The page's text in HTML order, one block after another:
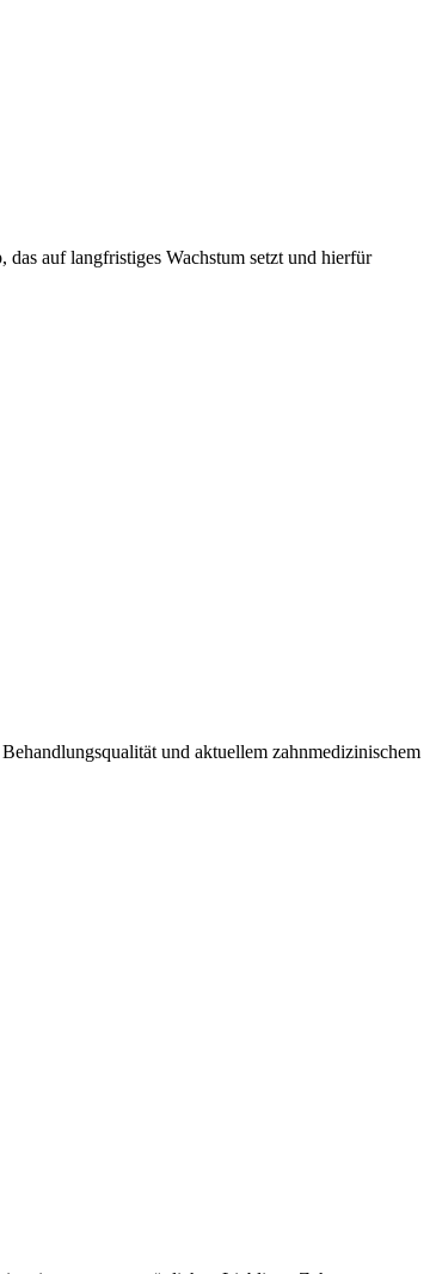
auf langfristiges Wachstum setzt und hierfür
und aktuellem zahnmedizinischem